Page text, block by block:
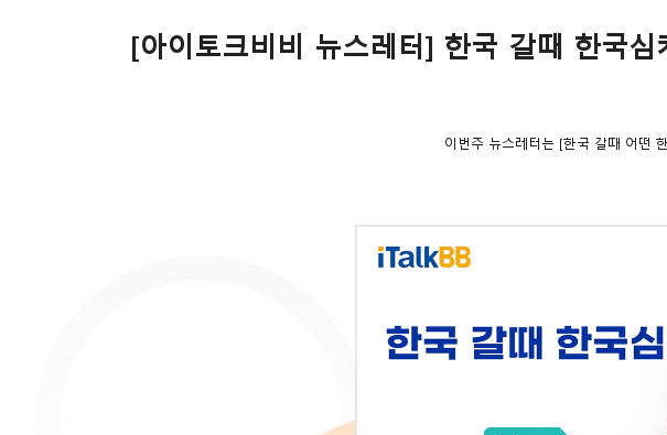
[아이토크비비 뉴스레터] 한국 갈때 한국
이번주 뉴스레터는 [한국 갈때 어떤